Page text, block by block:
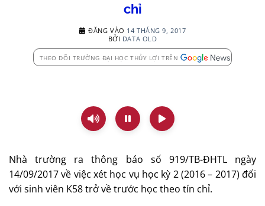
chỉ
ĐĂNG VÀO 14 THÁNG 9, 2017
BỞI DATA OLD
THEO DÕI TRƯỜNG ĐẠI HỌC THỦY LỢI TRÊN
Nhà trường ra thông báo số 919/TB-ĐHTL ngày
14/09/2017 về việc xét học vụ học kỳ 2 (2016 – 2017) đối
với sinh viên K58 trở về trước học theo tín chỉ.